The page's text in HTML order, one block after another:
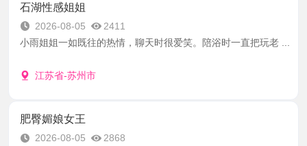
石湖性感姐姐
2026-08-05
2411
小雨姐姐一如既往的热情，聊天时很爱笑。陪浴时一直把玩老 ...
江苏省-苏州市
肥臀媚娘女王
2026-08-05
2868